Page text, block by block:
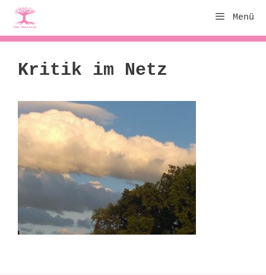
Zum
Inhalt
springen
Menü
Kritik im Netz